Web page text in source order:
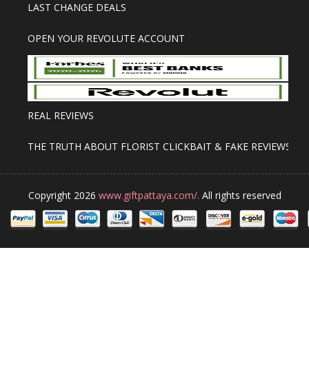
LAST CHANGE DEALS
OPEN YOUR REVOLUTE ACCOUNT
REAL REVIEWS
THE TRUTH ABOUT FLORIST CLICKBAIT & FAKE REVIEWS
Copyright 2026 www.giftpattaya.com/. All rights reserved